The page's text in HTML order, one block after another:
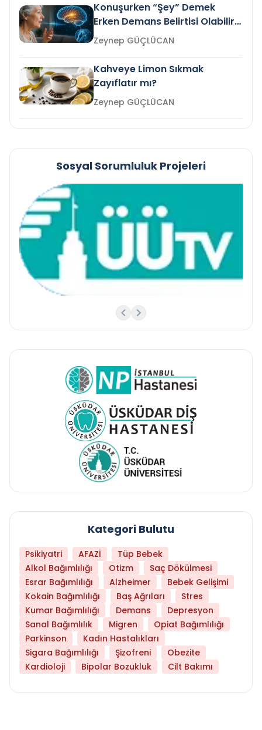
Konuşurken “Şey” Demek
Erken Demans Belirtisi Olabilir
mi?
Zeynep GÜÇLÜCAN
Kahveye Limon Sıkmak
Zayıflatır mı?
Zeynep GÜÇLÜCAN
Sosyal Sorumluluk Projeleri
Kategori Bulutu
Psikiyatri AFAZİ
Tüp Bebek
Alkol Bağımlılığı
Otizm
Saç Dökülmesi
Esrar Bağımlılığı
Alzheimer
Bebek Gelişimi
Kokain Bağımlılığı
Baş Ağrıları
Stres
Kumar Bağımlılığı
Demans
Depresyon
Sanal Bağımlılık
Migren
Opiat Bağımlılığı
Parkinson
Kadın Hastalıkları
Sigara Bağımlılığı
Şizofreni
Obezite
Kardioloji
Bipolar Bozukluk Cilt Bakımı